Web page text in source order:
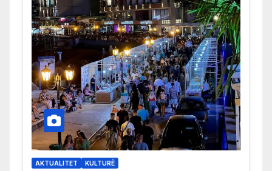
AKTUALITET KULTURË